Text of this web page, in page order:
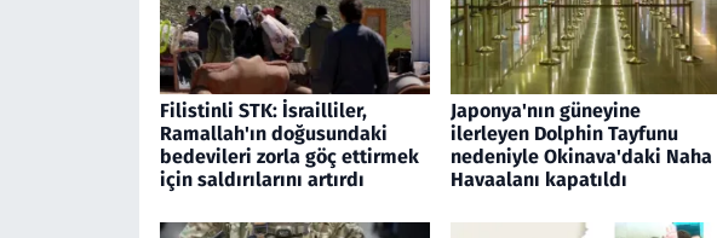
Filistinli STK: İsrailliler,
Ramallah'ın doğusundaki
bedevileri zorla göç ettirmek
için saldırılarını artırdı
Japonya'nın güneyine
ilerleyen Dolphin Tayfunu
nedeniyle Okinava'daki Naha
Havaalanı kapatıldı